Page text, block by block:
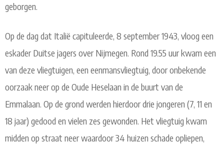
geborgen.
Op de dag dat Italië capituleerde, 8 september 1943, vloog een
eskader Duitse jagers over Nijmegen. Rond 19.55 uur kwam een
van deze vliegtuigen, een eenmansvliegtuig, door onbekende
oorzaak neer op de Oude Heselaan in de buurt van de
Emmalaan. Op de grond werden hierdoor drie jongeren (7, 11 en
18 jaar) gedood en vielen zes gewonden. Het vliegtuig kwam
midden op straat neer waardoor 34 huizen schade opliepen,